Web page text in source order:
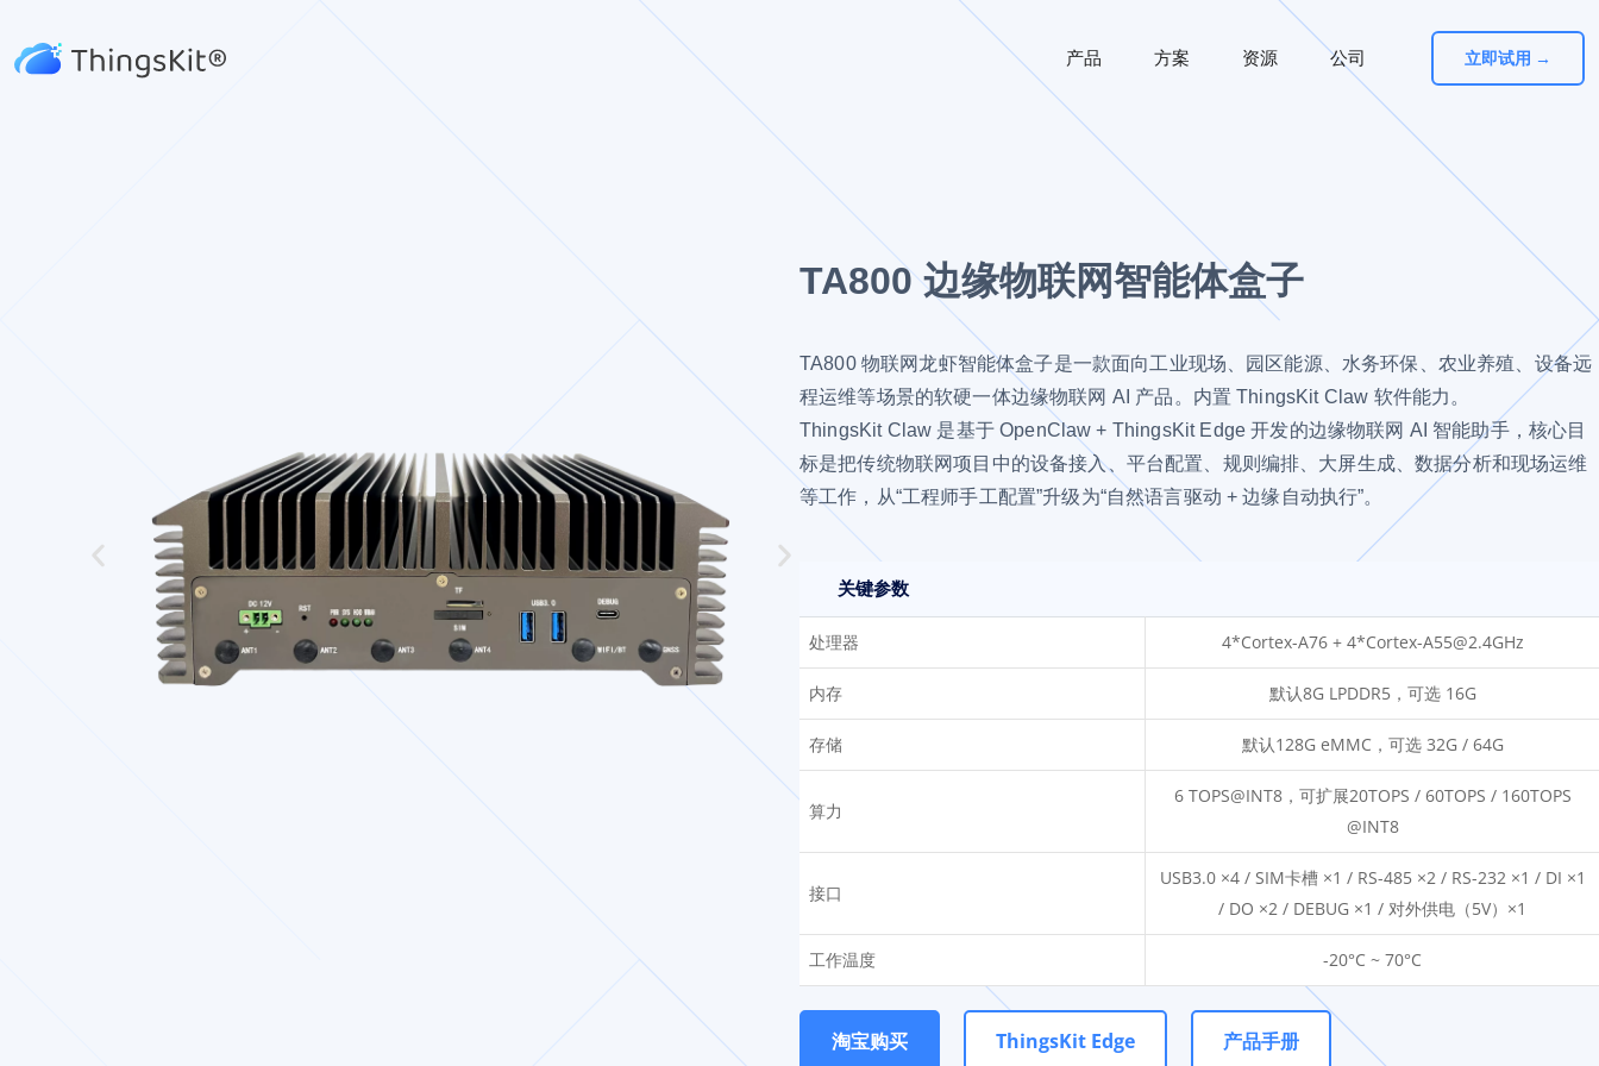
产品 方案 资源 公司 立即试用 →
TA800 边缘物联网智能体盒子
TA800 物联网龙虾智能体盒子是一款面向工业现场、园区能源、水务环保、农业养殖、设备远
程运维等场景的软硬一体边缘物联网 AI 产品。内置 ThingsKit Claw 软件能力。
ThingsKit Claw 是基于 OpenClaw + ThingsKit Edge 开发的边缘物联网 AI 智能助手，核心目
标是把传统物联网项目中的设备接入、平台配置、规则编排、大屏生成、数据分析和现场运维
等工作，从“工程师手工配置”升级为“自然语言驱动 + 边缘自动执行”。
关键参数
处理器 4*Cortex-A76 + 4*Cortex-A55@2.4GHz
内存 默认8G LPDDR5，可选 16G
存储 默认128G eMMC，可选 32G / 64G
算力
6 TOPS@INT8，可扩展20TOPS / 60TOPS / 160TOPS
@INT8
接口
USB3.0 ×4 / SIM卡槽 ×1 / RS-485 ×2 / RS-232 ×1 / DI ×1
/ DO ×2 / DEBUG ×1 / 对外供电（5V）×1
工作温度 -20°C ~ 70°C
淘宝购买 ThingsKit Edge 产品手册